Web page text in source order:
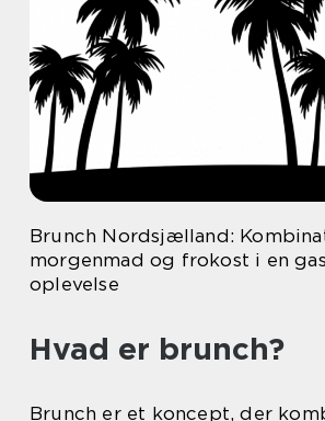
Brunch Nordsjælland:
morgenmad og frokost i en
oplevelse
Hvad er brunch?
Brunch er et koncept, der